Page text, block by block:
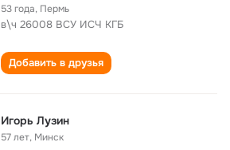
53 года, Пермь
в\ч 26008 ВСУ ИСЧ КГБ
Добавить в друзья
Игорь Лузин
57 лет, Минск